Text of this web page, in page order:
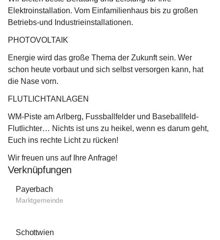
Elektroinstallation. Vom Einfamilienhaus bis zu großen
Betriebs-und Industrieinstallationen.
PHOTOVOLTAIK
Energie wird das große Thema der Zukunft sein. Wer
schon heute vorbaut und sich selbst versorgen kann, hat
die Nase vorn.
FLUTLICHTANLAGEN
WM-Piste am Arlberg, Fussballfelder und Baseballfeld-
Flutlichter… Nichts ist uns zu heikel, wenn es darum geht,
Euch ins rechte Licht zu rücken!
Wir freuen uns auf Ihre Anfrage!
Verknüpfungen
Payerbach
Marktgemeinde
Schottwien